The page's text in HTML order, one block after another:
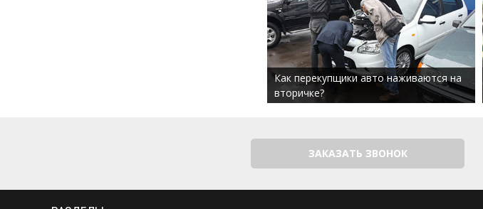
Как перекупщики авто наживаются на
вторичке?
ЗАКАЗАТЬ ЗВОНОК